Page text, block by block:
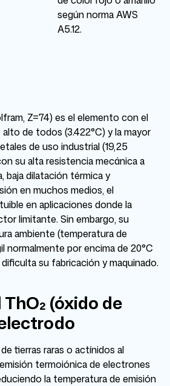
según norma AWS
A5.12.
Z=74) es el elemento con el
de todos (3.422°C) y la mayor
de uso industrial (19,25
su alta resistencia mecánica a
baja dilatación térmica y
en muchos medios, el
en aplicaciones donde la
limitante. Sin embargo, su
ambiente (temperatura de
normalmente por encima de 20°C
su fabricación y maquinado.
(óxido de
tierras raras o actínidos al
termoiónica de electrones
la temperatura de emisión